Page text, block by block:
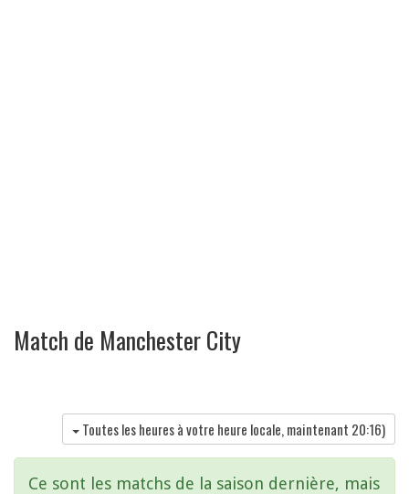
Match de Manchester City
Toutes les heures à votre heure locale, maintenant 20:16)
Ce sont les matchs de la saison dernière, mais